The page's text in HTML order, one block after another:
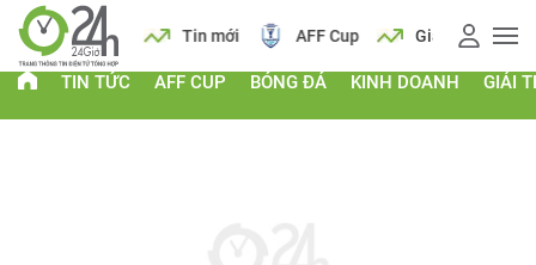
Lịch Tin mới AFF Cup Giá vàng
TIN TỨC AFF CUP BÓNG ĐÁ KINH DOANH GIẢI